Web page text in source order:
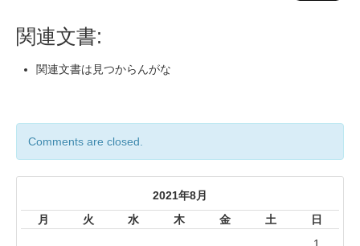
関連文書:
関連文書は見つからんがな
Comments are closed.
2021年8月
月
火 水 木 金 土 日